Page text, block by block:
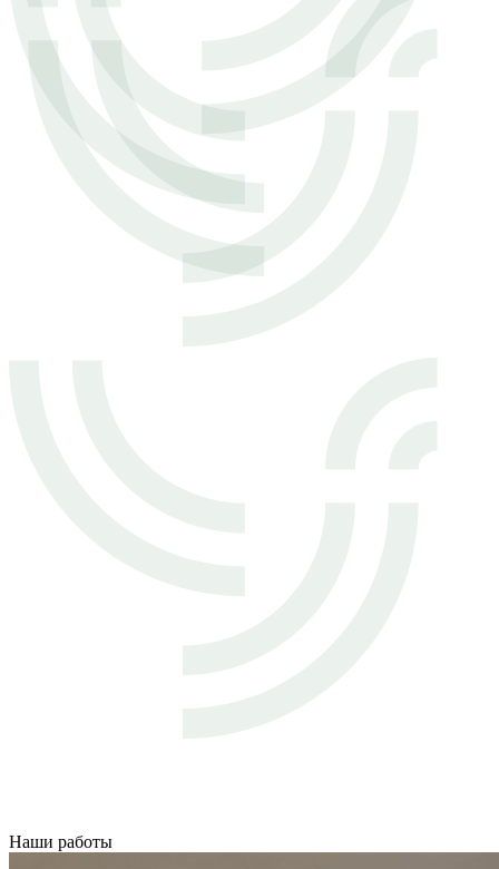
Наши работы